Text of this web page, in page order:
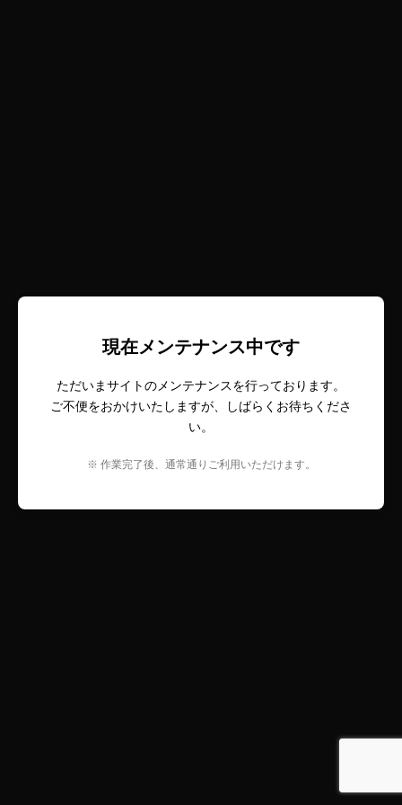
現在メンテナンス中です
ただいまサイトのメンテナンスを行っております。
ご不便をおかけいたしますが、しばらくお待ちくださ
い。
※ 作業完了後、通常通りご利用いただけます。